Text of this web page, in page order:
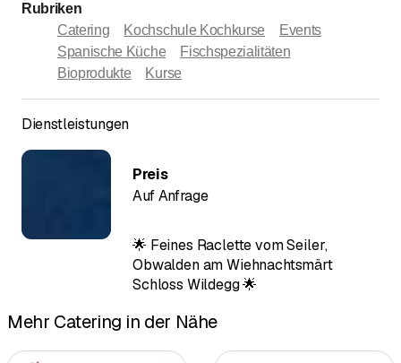
Rubriken
Catering
Kochschule Kochkurse
Events
Spanische Küche
Fischspezialitäten
Bioprodukte
Kurse
Dienstleistungen
🌟 Feines Raclette vom Seiler,
Obwalden am Wiehnachtsmärt
Schloss Wildegg 🌟
Preis
Auf Anfrage
Mehr Catering in der Nähe